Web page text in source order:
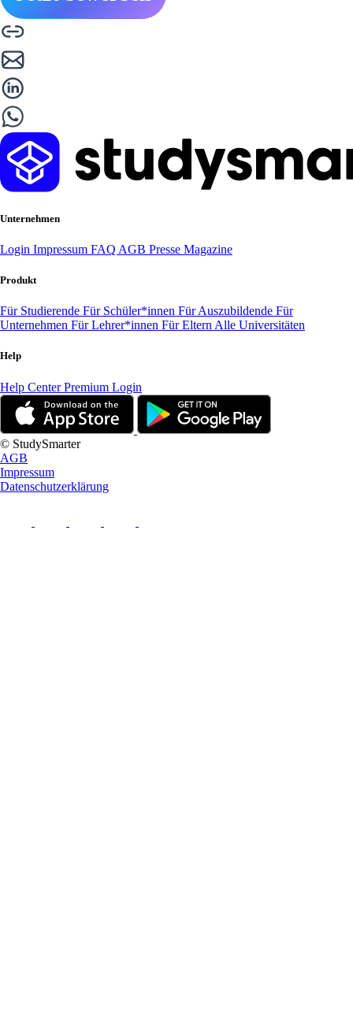
Unternehmen
Login Impressum FAQ AGB Presse Magazine
Produkt
Für Studierende Für Schüler*innen Für Auszubildende Für
Unternehmen Für Lehrer*innen Für Eltern Alle Universitäten
Help
Help CenterPremium Login
© StudySmarter
AGB
Impressum
Datenschutzerklärung